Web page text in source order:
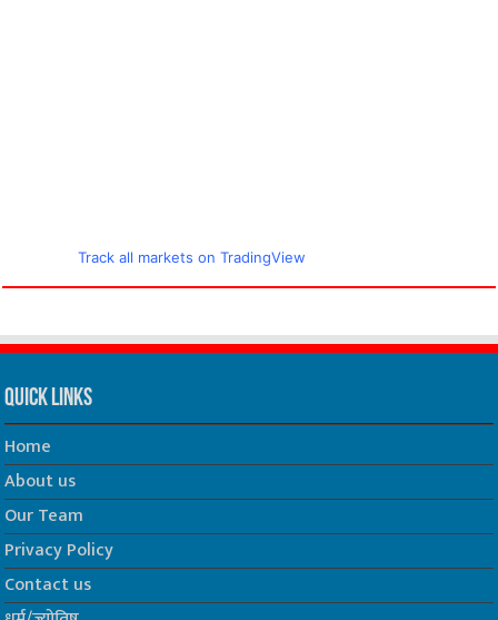
Track all markets on TradingView
Quick Links
Home
About us
Our Team
Privacy Policy
Contact us